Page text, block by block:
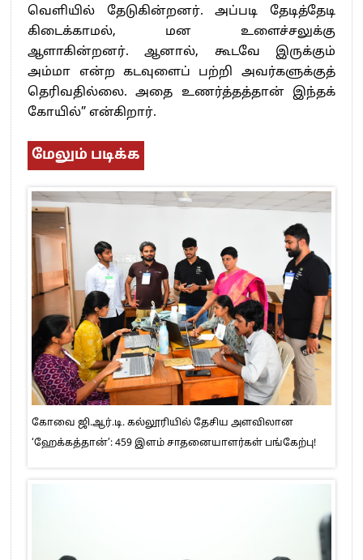
வெளியில் தேடுகின்றனர். அப்படி தேடித்தேடி
கிடைக்காமல், மன உளைச்சலுக்கு
ஆளாகின்றனர். ஆனால், கூடவே இருக்கும்
அம்மா என்ற கடவுளைப் பற்றி அவர்களுக்குத்
தெரிவதில்லை. அதை உணர்த்தத்தான் இந்தக்
கோயில்” என்கிறார்.
மேலும் படிக்க
கோவை ஜி.ஆர்.டி. கல்லூரியில் தேசிய அளவிலான
‘ஹேக்கத்தான்’: 459 இளம் சாதனையாளர்கள் பங்கேற்பு!